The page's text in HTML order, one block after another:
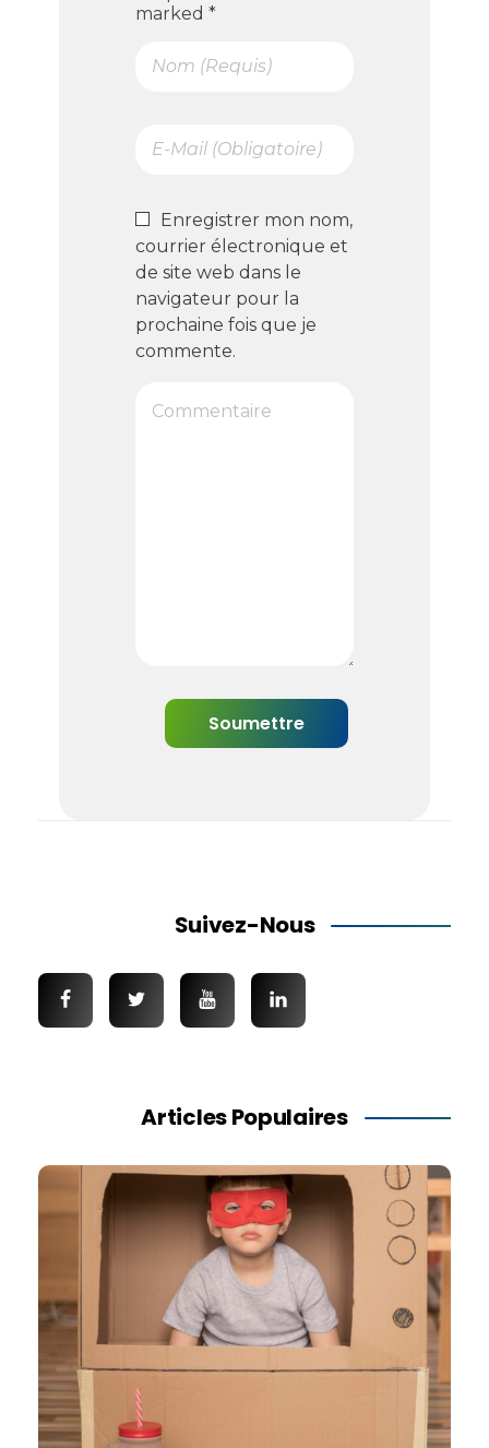
marked *
Enregistrer mon nom,
courrier électronique et
de site web dans le
navigateur pour la
prochaine fois que je
commente.
Suivez-Nous
Articles Populaires